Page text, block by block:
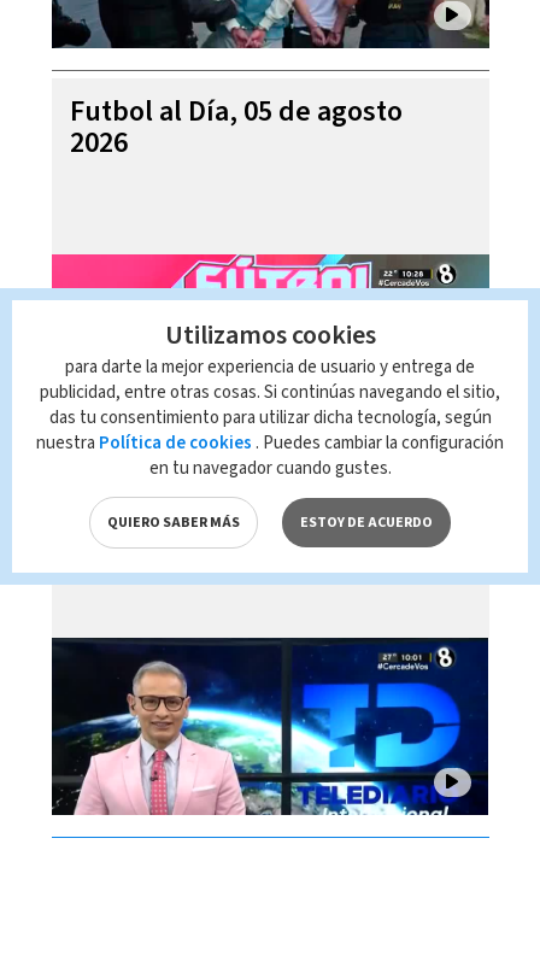
Futbol al Día, 05 de agosto
2026
Telediario Internacional con
Alejandro Ramírez, 06 de
agosto 2026
Utilizamos cookies
para darte la mejor experiencia de usuario y entrega de
publicidad, entre otras cosas. Si continúas navegando el sitio,
das tu consentimiento para utilizar dicha tecnología, según
nuestra Política de cookies . Puedes cambiar la configuración
en tu navegador cuando gustes.
QUIERO SABER MÁS ESTOY DE ACUERDO